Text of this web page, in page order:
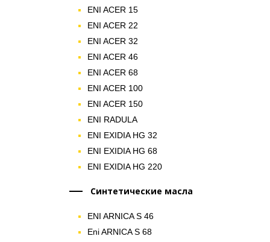
ENI ACER 15
ENI ACER 22
ENI ACER 32
ENI ACER 46
ENI ACER 68
ENI ACER 100
ENI ACER 150
ENI RADULA
ENI EXIDIA HG 32
ENI EXIDIA HG 68
ENI EXIDIA HG 220
Синтетические масла
ENI ARNICA S 46
Eni ARNICA S 68